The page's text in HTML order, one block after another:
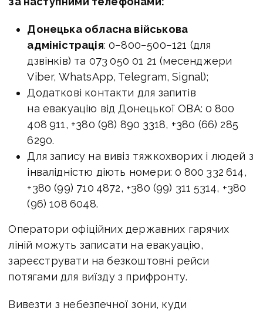
Донецька обласна військова
адміністрація: 0−800−500−121 (для
дзвінків) та 073 050 01 21 (месенджери
Viber, WhatsApp, Telegram, Signal);
Додаткові контакти для запитів
на евакуацію від Донецької ОВА: 0 800
408 911, +380 (98) 890 3318, +380 (66) 285
6290.
Для запису на вивіз тяжкохворих і людей з
інвалідністю діють номери: 0 800 332 614,
+380 (99) 710 4872, +380 (99) 311 5314, +380
(96) 108 6048.
Оператори офіційних державних гарячих
ліній можуть записати на евакуацію,
зареєструвати на безкоштовні рейси
потягами для виїзду з прифронту.
Вивезти з небезпечної зони, куди